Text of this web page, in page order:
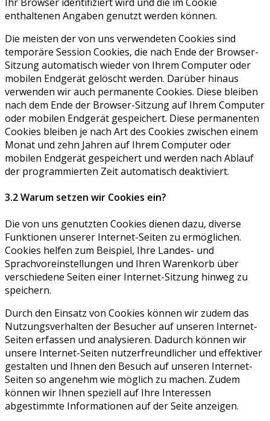
enthaltenen Angaben genutzt werden können.
Die meisten der von uns verwendeten Cookies sind
temporäre Session Cookies, die nach Ende der Browser-
Sitzung automatisch wieder von Ihrem Computer oder
mobilen Endgerät gelöscht werden. Darüber hinaus
verwenden wir auch permanente Cookies. Diese bleiben
nach dem Ende der Browser-Sitzung auf Ihrem Computer
oder mobilen Endgerät gespeichert. Diese permanenten
Cookies bleiben je nach Art des Cookies zwischen einem
Monat und zehn Jahren auf Ihrem Computer oder
mobilen Endgerät gespeichert und werden nach Ablauf
der programmierten Zeit automatisch deaktiviert.
3.2 Warum setzen wir Cookies ein?
Die von uns genutzten Cookies dienen dazu, diverse
Funktionen unserer Internet-Seiten zu ermöglichen.
Cookies helfen zum Beispiel, Ihre Landes- und
Sprachvoreinstellungen und Ihren Warenkorb über
verschiedene Seiten einer Internet-Sitzung hinweg zu
speichern.
Durch den Einsatz von Cookies können wir zudem das
Nutzungsverhalten der Besucher auf unseren Internet-
Seiten erfassen und analysieren. Dadurch können wir
unsere Internet-Seiten nutzerfreundlicher und effektiver
gestalten und Ihnen den Besuch auf unseren Internet-
Seiten so angenehm wie möglich zu machen. Zudem
können wir Ihnen speziell auf Ihre Interessen
abgestimmte Informationen auf der Seite anzeigen.